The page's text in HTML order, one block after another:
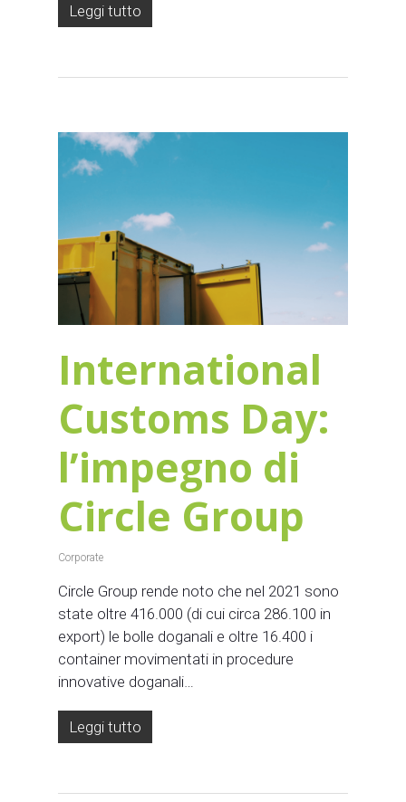
Leggi tutto
International
Customs Day:
l’impegno di
Circle Group
Corporate
Circle Group rende noto che nel 2021 sono
state oltre 416.000 (di cui circa 286.100 in
export) le bolle doganali e oltre 16.400 i
container movimentati in procedure
innovative doganali…
Leggi tutto